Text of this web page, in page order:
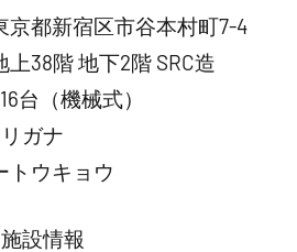
都新宿区市谷本村町7-4
38階 地下2階 SRC造
台（機械式）
ガナ
トウキョウ
設情報